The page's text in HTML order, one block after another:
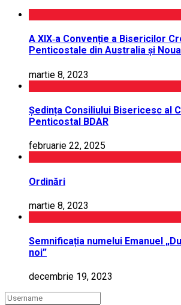
A XIX‑a Convenție a Bisericilor
Penticostale din Australia și
martie 8, 2023
Ședința Consiliului Bisericesc al
Penticostal BDAR
februarie 22, 2025
Ordinări
martie 8, 2023
Semnificația numelui Emanuel
noi”
decembrie 19, 2023